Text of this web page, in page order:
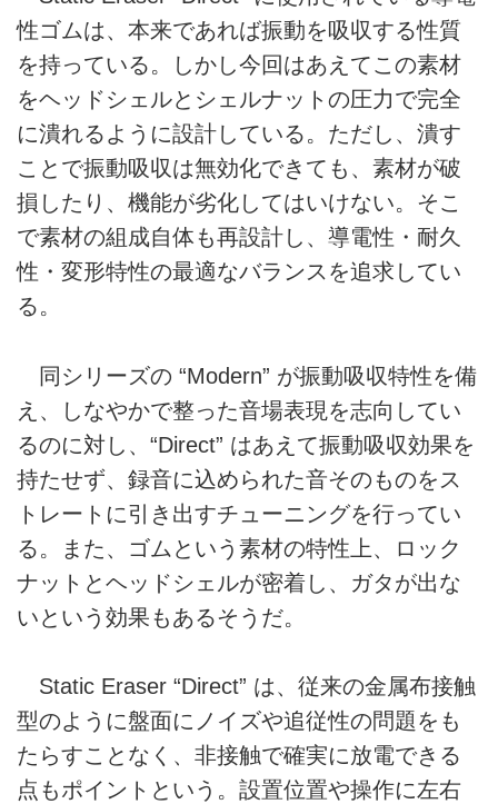
性ゴムは、本来であれば振動を吸収する性質
を持っている。しかし今回はあえてこの素材
をヘッドシェルとシェルナットの圧力で完全
に潰れるように設計している。ただし、潰す
ことで振動吸収は無効化できても、素材が破
損したり、機能が劣化してはいけない。そこ
で素材の組成自体も再設計し、導電性・耐久
性・変形特性の最適なバランスを追求してい
る。
同シリーズの “Modern” が振動吸収特性を備
え、しなやかで整った音場表現を志向してい
るのに対し、“Direct” はあえて振動吸収効果を
持たせず、録音に込められた音そのものをス
トレートに引き出すチューニングを行ってい
る。また、ゴムという素材の特性上、ロック
ナットとヘッドシェルが密着し、ガタが出な
いという効果もあるそうだ。
Static Eraser “Direct” は、従来の金属布接触
型のように盤面にノイズや追従性の問題をも
たらすことなく、非接触で確実に放電できる
点もポイントという。設置位置や操作に左右